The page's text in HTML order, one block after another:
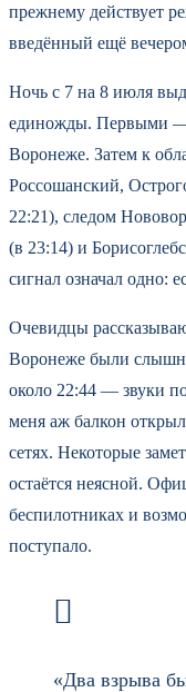
прежнему действует
введённый ещё
Ночь с 7 на 8 июля
единожды. Первыми
Воронеже. Затем к
Россошанский,
22:21), следом
(в 23:14) и
сигнал означал одно:
Очевидцы
Воронеже были
около 22:44 — звуки
меня аж балкон
сетях. Некоторые
остаётся неясной.
беспилотниках и
поступало.
«Два взрыва